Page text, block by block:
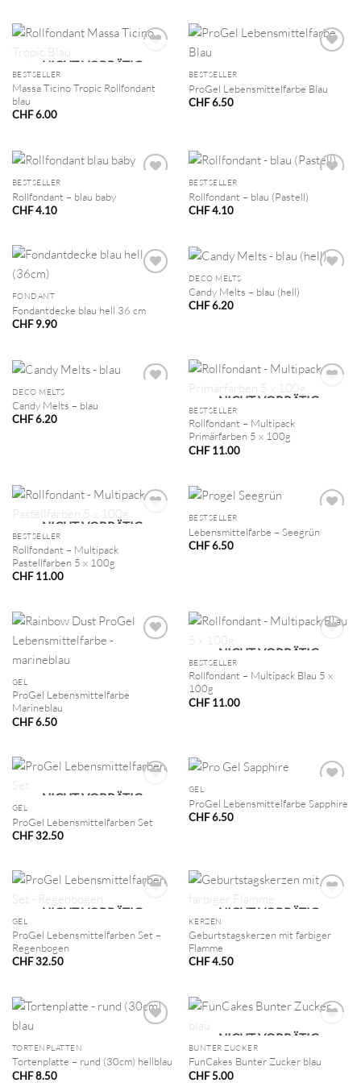
NICHT VORRÄTIG
BESTSELLER
Massa Ticino Tropic Rollfondant
blau
CHF6.00
BESTSELLER
ProGel Lebensmittelfarbe Blau
CHF6.50
BESTSELLER
Rollfondant – blau baby
CHF4.10
BESTSELLER
Rollfondant – blau (Pastell)
CHF4.10
FONDANT
Fondantdecke blau hell 36 cm
CHF9.90
DECO MELTS
Candy Melts – blau (hell)
CHF6.20
DECO MELTS
Candy Melts – blau
CHF6.20
NICHT VORRÄTIG
BESTSELLER
Rollfondant – Multipack
Primärfarben 5 x 100g
CHF11.00
NICHT VORRÄTIG
BESTSELLER
Rollfondant – Multipack
Pastellfarben 5 x 100g
CHF11.00
BESTSELLER
Lebensmittelfarbe – Seegrün
CHF6.50
GEL
ProGel Lebensmittelfarbe
Marineblau
CHF6.50
NICHT VORRÄTIG
BESTSELLER
Rollfondant – Multipack Blau 5 x
100g
CHF11.00
NICHT VORRÄTIG
GEL
ProGel Lebensmittelfarben Set
CHF32.50
GEL
ProGel Lebensmittelfarbe Sapphire
CHF6.50
NICHT VORRÄTIG
GEL
ProGel Lebensmittelfarben Set –
Regenbogen
CHF32.50
NICHT VORRÄTIG
KERZEN
Geburtstagskerzen mit farbiger
Flamme
CHF4.50
TORTENPLATTEN
Tortenplatte – rund (30cm) hellblau
CHF8.50
NICHT VORRÄTIG
BUNTER ZUCKER
FunCakes Bunter Zucker blau
CHF5.00